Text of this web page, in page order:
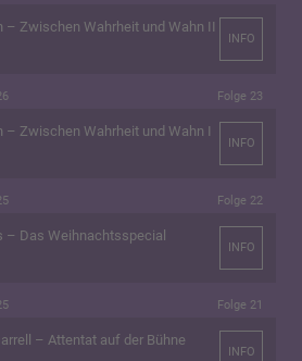
– Zwischen Wahrheit und Wahn II
INFO
Folge 23
– Zwischen Wahrheit und Wahn I
INFO
Folge 22
– Das Weihnachtsspecial
INFO
Folge 21
– Attentat auf der Bühne
INFO